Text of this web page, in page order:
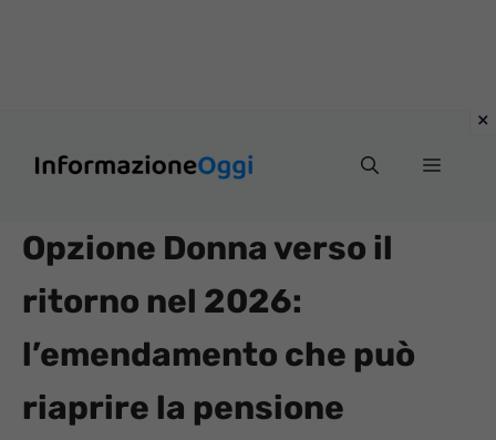
Menu
Opzione Donna verso il
ritorno nel 2026:
l’emendamento che può
riaprire la pensione